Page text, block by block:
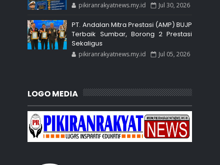
pikiranrakyatnews.my.id Jul 30, 2026
PT. Andalan Mitra Prestasi (AMP) BUJP
Terbaik Sumbar, Borong 2 Prestasi
Sekaligus
pikiranrakyatnews.my.id Jul 05, 2026
LOGO MEDIA